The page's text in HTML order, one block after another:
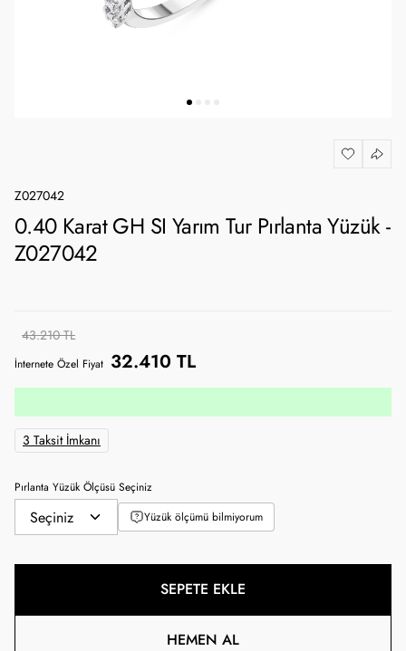
Z027042
0.40 Karat GH SI Yarım Tur Pırlanta Yüzük -
Z027042
43.210 TL
İnternete Özel Fiyat 32.410 TL
3 Taksit İmkanı
Pırlanta Yüzük Ölçüsü Seçiniz
Yüzük ölçümü bilmiyorum
SEPETE EKLE
HEMEN AL